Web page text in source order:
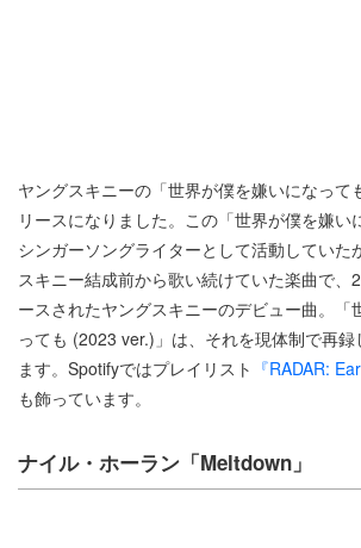
ヤングスキニーの「世界が僕を嫌いになって
リースになりました。この「世界が僕を嫌い
シンガーソングライターとして活動していた
スキニー結成前から歌い続けていた楽曲で、
ースされたヤングスキニーのデビュー曲。「
っても (2023 ver.)」は、それを現体制で再
ます。Spotifyではプレイリスト 『RADAR:
も飾っています。
ナイル・ホーラン「Meltdown」